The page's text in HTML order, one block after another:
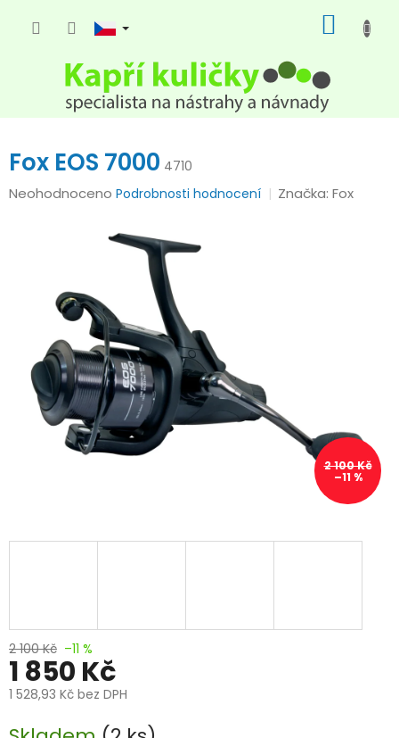
KOŠÍK
Fox EOS 7000 4710
Průměrné
Neohodnoceno Podrobnosti hodnocení Značka:Fox
2 100 Kč
–11 %
2 100 Kč –11 %
1 850 Kč
1 528,93 Kč bez DPH